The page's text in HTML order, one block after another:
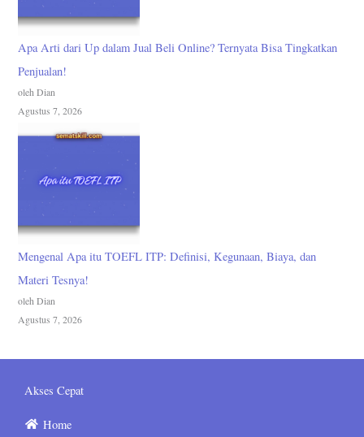
Apa Arti dari Up dalam Jual Beli Online? Ternyata Bisa Tingkatkan
Penjualan!
oleh Dian
Agustus 7, 2026
Mengenal Apa itu TOEFL ITP: Definisi, Kegunaan, Biaya, dan
Materi Tesnya!
oleh Dian
Agustus 7, 2026
Akses Cepat
Home